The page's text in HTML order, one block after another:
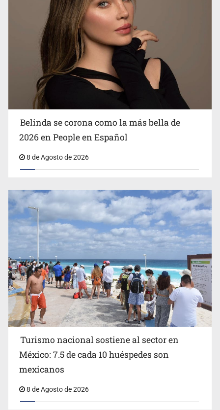
Ciclosporiasis no representa un riesgo epidemiológico
masivo
EU reanudará este sábado inspecciones de aguacate en
Michoacán
Belinda se corona como la más bella de 2026 en People
Belinda se corona como la más bella de
2026 en People en Español
8 de Agosto de 2026
Turismo nacional sostiene al sector en
México: 7.5 de cada 10 huéspedes son
mexicanos
8 de Agosto de 2026